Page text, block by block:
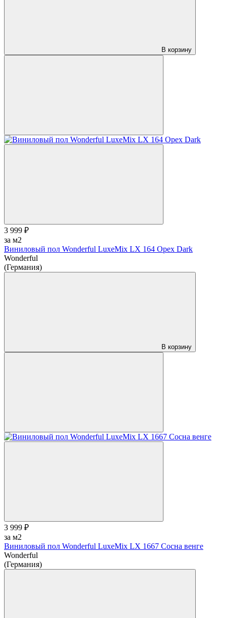
В корзину
3 999 ₽
за м2
Виниловый пол Wonderful LuxeMix LX 164 Орех Dark
Wonderful
(Германия)
В корзину
3 999 ₽
за м2
Виниловый пол Wonderful LuxeMix LX 1667 Сосна венге
Wonderful
(Германия)